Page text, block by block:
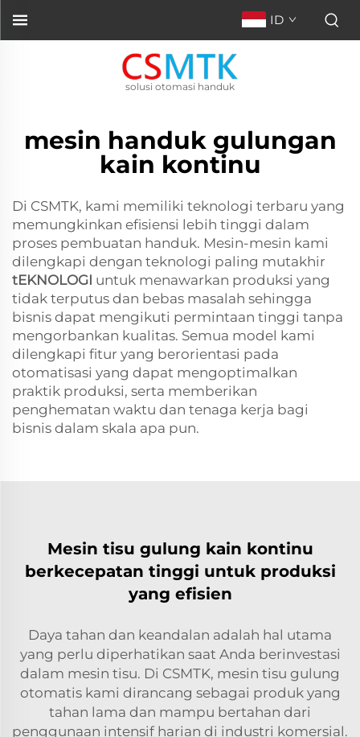
ID
solusi otomasi handuk
mesin handuk gulungan
kain kontinu
Di CSMTK, kami memiliki teknologi terbaru yang
memungkinkan efisiensi lebih tinggi dalam
proses pembuatan handuk. Mesin-mesin kami
dilengkapi dengan teknologi paling mutakhir
tEKNOLOGI untuk menawarkan produksi yang
tidak terputus dan bebas masalah sehingga
bisnis dapat mengikuti permintaan tinggi tanpa
mengorbankan kualitas. Semua model kami
dilengkapi fitur yang berorientasi pada
otomatisasi yang dapat mengoptimalkan
praktik produksi, serta memberikan
penghematan waktu dan tenaga kerja bagi
bisnis dalam skala apa pun.
Mesin tisu gulung kain kontinu
berkecepatan tinggi untuk produksi
yang efisien
Daya tahan dan keandalan adalah hal utama
yang perlu diperhatikan saat Anda berinvestasi
dalam mesin tisu. Di CSMTK, mesin tisu gulung
otomatis kami dirancang sebagai produk yang
tahan lama dan mampu bertahan dari
penggunaan intensif harian di industri komersial.